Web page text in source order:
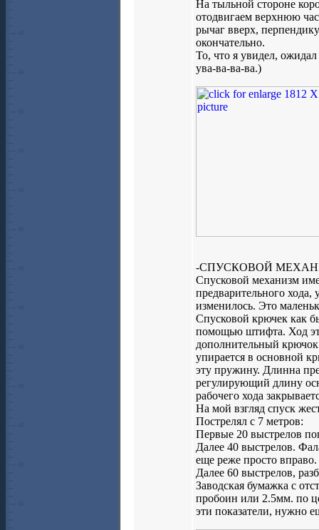
На тыльной стороне
отодвигаем верхнюю
рычаг вверх,
окончательно.
То, что я увидел,
ува-ва-ва-ва.)
-СПУСКОВОЙ
Спусковой механизм
предварительного
изменилось. Это
Спусковой крючек как
помощью штифта. Ход
дополнительный
упирается в основной
эту пружину. Длинна
регулирующий длину
рабочего хода
На мой взгляд спуск
Пострелял с 7 метров:
Первые 20 выстрелов
Далее 40 выстрелов.
еще реже просто вправо.
Далее 60 выстрелов,
Заводская бумажка с
пробоин или 2.5мм. по
эти показатели, нужно